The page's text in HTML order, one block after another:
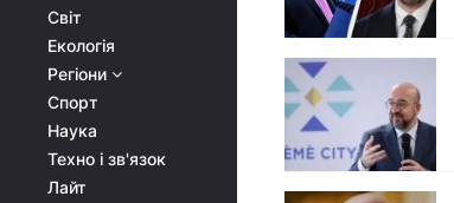
Світ
Екологія
Регіони
Спорт
Наука
Техно і зв'язок
Лайт